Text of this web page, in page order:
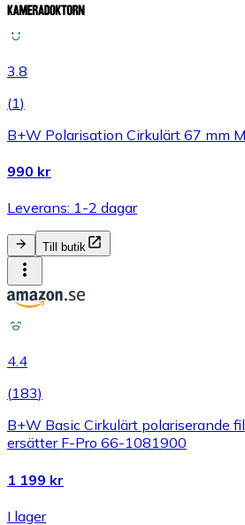
3.8
(1)
B+W Polarisation Cirkulärt 67 mm
990 kr
Leverans: 1-2 dagar
Till butik
4.4
(183)
B+W Basic Cirkulärt polariserande
ersätter F-Pro 66-1081900
1 199 kr
I lager